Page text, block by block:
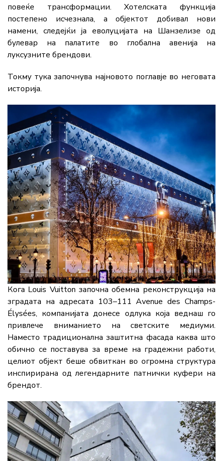
повеќе трансформации. Хотелската функција
постепено исчезнала, а објектот добивал нови
намени, следејќи ја еволуцијата на Шанзелизе од
булевар на палатите во глобална авенија на
луксузните брендови.
Токму тука започнува најновото поглавје во неговата
историја.
Кога Louis Vuitton започна обемна реконструкција на
зградата на адресата 103–111 Avenue des Champs-
Élysées, компанијата донесе одлука која веднаш го
привлече вниманието на светските медиуми.
Наместо традиционална заштитна фасада каква што
обично се поставува за време на градежни работи,
целиот објект беше обвиткан во огромна структура
инспирирана од легендарните патнички куфери на
брендот.